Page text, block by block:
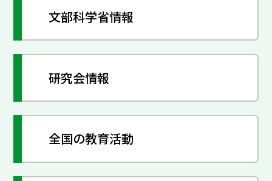
文部科学省情報
研究会情報
全国の教育活動